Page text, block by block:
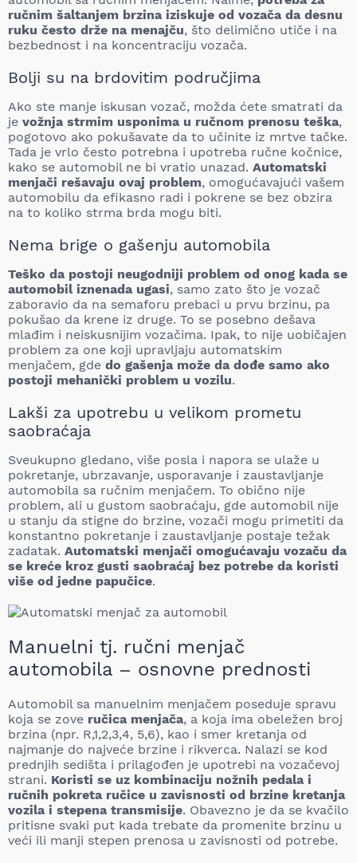
ručnim šaltanjem brzina iziskuje od vozača da desnu
ruku često drže na menajču, što delimično utiče i na
bezbednost i na koncentraciju vozača.
Bolji su na brdovitim područjima
Ako ste manje iskusan vozač, možda ćete smatrati da
je vožnja strmim usponima u ručnom prenosu teška,
pogotovo ako pokušavate da to učinite iz mrtve tačke.
Tada je vrlo često potrebna i upotreba ručne kočnice,
kako se automobil ne bi vratio unazad. Automatski
menjači rešavaju ovaj problem, omogućavajući vašem
automobilu da efikasno radi i pokrene se bez obzira
na to koliko strma brda mogu biti.
Nema brige o gašenju automobila
Teško da postoji neugodniji problem od onog kada se
automobil iznenada ugasi, samo zato što je vozač
zaboravio da na semaforu prebaci u prvu brzinu, pa
pokušao da krene iz druge. To se posebno dešava
mlađim i neiskusnijim vozačima. Ipak, to nije uobičajen
problem za one koji upravljaju automatskim
menjačem, gde do gašenja može da dođe samo ako
postoji mehanički problem u vozilu.
Lakši za upotrebu u velikom prometu
saobraćaja
Sveukupno gledano, više posla i napora se ulaže u
pokretanje, ubrzavanje, usporavanje i zaustavljanje
automobila sa ručnim menjačem. To obično nije
problem, ali u gustom saobraćaju, gde automobil nije
u stanju da stigne do brzine, vozači mogu primetiti da
konstantno pokretanje i zaustavljanje postaje težak
zadatak. Automatski menjači omogućavaju vozaču da
se kreće kroz gusti saobraćaj bez potrebe da koristi
više od jedne papučice.
Manuelni tj. ručni menjač
automobila – osnovne prednosti
Automobil sa manuelnim menjačem poseduje spravu
koja se zove ručica menjača, a koja ima obeležen broj
brzina (npr. R,1,2,3,4, 5,6), kao i smer kretanja od
najmanje do najveće brzine i rikverca. Nalazi se kod
prednjih sedišta i prilagođen je upotrebi na vozačevoj
strani. Koristi se uz kombinaciju nožnih pedala i
ručnih pokreta ručice u zavisnosti od brzine kretanja
vozila i stepena transmisije. Obavezno je da se kvačilo
pritisne svaki put kada trebate da promenite brzinu u
veći ili manji stepen prenosa u zavisnosti od potrebe.